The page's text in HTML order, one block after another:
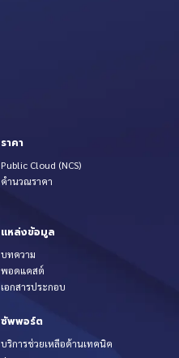
ราคา
Public Cloud (NCS)
คำนวณราคา
แหล่งข้อมูล
บทความ
พอดแคสต์
เอกสารประกอบ
ซัพพอร์ต
บริการช่วยเหลือด้านเทคนิค